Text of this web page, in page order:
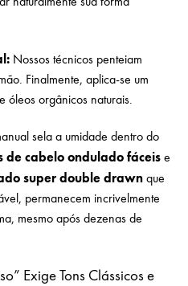
Nossos técnicos penteiam
Finalmente, aplica-se um
óleos orgânicos naturais.
sela a umidade dentro do
de cabelo ondulado fáceise
super double drawnque
permanecem incrivelmente
mesmo após dezenas de
Exige Tons Clássicos e